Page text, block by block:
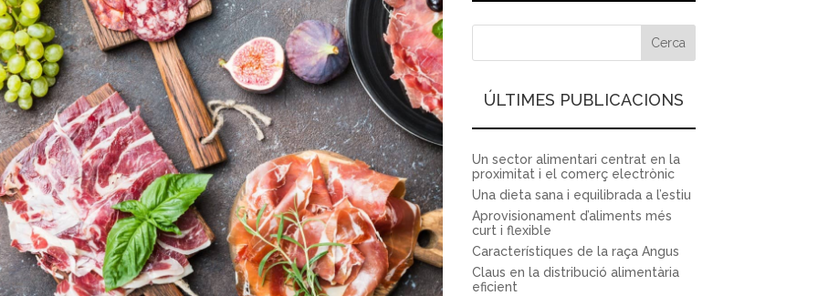
ÚLTIMES PUBLICACIONS
Un sector alimentari centrat en la
proximitat i el comerç electrònic
Una dieta sana i equilibrada a l’estiu
Aprovisionament d’aliments més
curt i flexible
Característiques de la raça Angus
Claus en la distribució alimentària
eficient